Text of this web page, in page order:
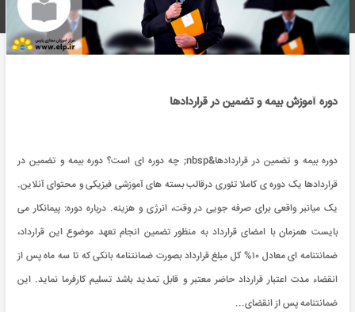
دوره آموزش بیمه و تضمین در قراردادها
دوره بیمه و تضمین در قراردادها&nbsp; چه دوره ای است؟ دوره بیمه و تضمین در
قراردادها یک دوره ی کاملا تئوری درقالب بسته های آموزشی فیزیکی و محتوای آنلاین.
یک میانبر واقعی برای صرفه جویی در وقت، انرژی و هزینه. درباره دوره: پیمانکار می
بایست همزمان با امضای قرارداد به منظور تضمین انجام تعهد موضوع این قرارداد،
ضمانتنامه ای معادل ۱۰% کل مبلغ قرارداد بصورت ضمانتنامه بانکی که تا سه ماه پس از
انقضاء مدت اعتبار قرارداد حاضر معتبر و قابل تمدید باشد تسلیم کارفرما نماید. این
ضمانتنامه پس از انقضای...